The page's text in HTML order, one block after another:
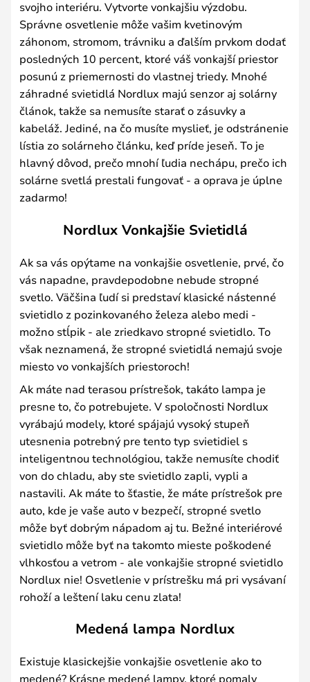
svojho interiéru. Vytvorte vonkajšiu výzdobu.
Správne osvetlenie môže vašim kvetinovým
záhonom, stromom, trávniku a ďalším prvkom dodať
posledných 10 percent, ktoré váš vonkajší priestor
posunú z priemernosti do vlastnej triedy. Mnohé
záhradné svietidlá Nordlux majú senzor aj solárny
článok, takže sa nemusíte starať o zásuvky a
kabeláž. Jediné, na čo musíte myslieť, je odstránenie
lístia zo solárneho článku, keď príde jeseň. To je
hlavný dôvod, prečo mnohí ľudia nechápu, prečo ich
solárne svetlá prestali fungovať - a oprava je úplne
zadarmo!
Nordlux Vonkajšie Svietidlá
Ak sa vás opýtame na vonkajšie osvetlenie, prvé, čo
vás napadne, pravdepodobne nebude stropné
svetlo. Väčšina ľudí si predstaví klasické nástenné
svietidlo z pozinkovaného železa alebo medi -
možno stĺpik - ale zriedkavo stropné svietidlo. To
však neznamená, že stropné svietidlá nemajú svoje
miesto vo vonkajších priestoroch!
Ak máte nad terasou prístrešok, takáto lampa je
presne to, čo potrebujete. V spoločnosti Nordlux
vyrábajú modely, ktoré spájajú vysoký stupeň
utesnenia potrebný pre tento typ svietidiel s
inteligentnou technológiou, takže nemusíte chodiť
von do chladu, aby ste svietidlo zapli, vypli a
nastavili. Ak máte to šťastie, že máte prístrešok pre
auto, kde je vaše auto v bezpečí, stropné svetlo
môže byť dobrým nápadom aj tu. Bežné interiérové
svietidlo môže byť na takomto mieste poškodené
vlhkosťou a vetrom - ale vonkajšie stropné svietidlo
Nordlux nie! Osvetlenie v prístrešku má pri vysávaní
rohoží a leštení laku cenu zlata!
Medená lampa Nordlux
Existuje klasickejšie vonkajšie osvetlenie ako to
medené? Krásne medené lampy, ktoré pomaly